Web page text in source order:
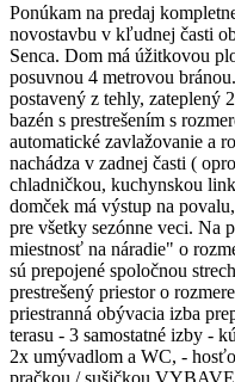
Ponúkam na predaj
novostavbu v kľudnej časti
Senca. Dom má úžitkovou
posuvnou 4 metrovou
postavený z tehly, zateplený
bazén s prestrešením s
automatické zavlažovanie a
nachádza v zadnej časti (
chladničkou, kuchynskou
domček má výstup na
pre všetky sezónne veci. Na
miestnosť na náradie" o
sú prepojené spoločnou
prestrešený priestor o
priestranná obývacia izba
terasu - 3 samostatné izby -
2x umývadlom a WC, -
pračkou / sušičkou